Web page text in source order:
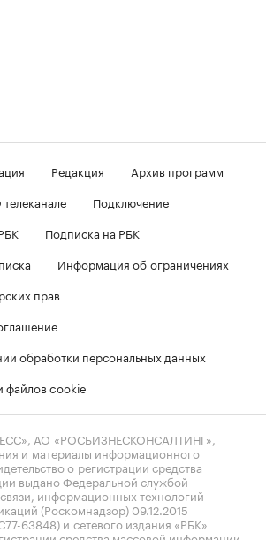
Редакция
Архив программ
Подключение
Подписка на РБК
Информация об ограничениях
прав
обработки персональных данных
файлов cookie
АО «РОСБИЗНЕСКОНСАЛТИНГ»,
и материалы информационного
о регистрации средства
выдано Федеральной службой
информационных технологий
(Роскомнадзор) 09.12.2015
63848) и сетевого издания «РБК»